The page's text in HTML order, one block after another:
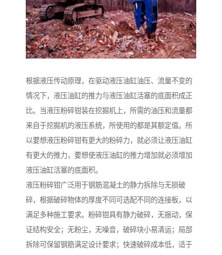
根据液压传动原理，在驱动液压油缸油压、流量不变的
情况下，液压油缸的推力与液压油缸活塞的底面积成正
比。当液压粉碎钳装在挖掘机上，所需的油压和流量都
来自于挖掘机的液压系统，所使用的都是其额定值。所
以要想液压粉碎钳有更大的粉碎力，就必须让液压油缸
有更大的推力，要想使液压油缸的推力增加就必须增加
液压油缸活塞的底面积。
液压粉碎钳广泛用于钢筋混凝土的静力拆除与无损破
碎，根据破碎物体的厚度不同可选配不同的连接板，以
满足多种施工要求。粉碎钳具有静力破碎，无振动，保
证结构安全；无粉尘，无噪音，破碎块小易清运；局部
拆除可保留钢筋满足设计要求；快速破碎成本低，适于